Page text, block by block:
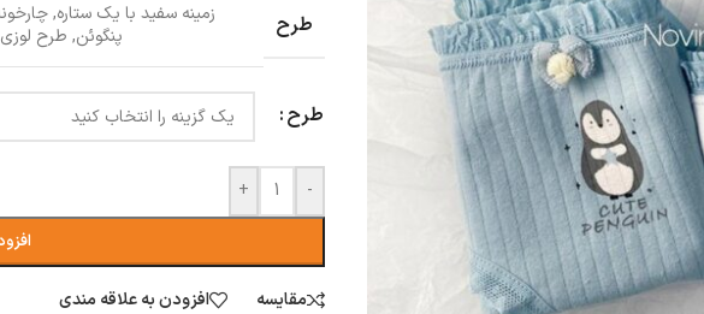
طرح زمینه سفید با یک ستاره,
پنگوئن, طرح لوزی
طرح
-
+
مقایسه افزودن به علاقه مندی